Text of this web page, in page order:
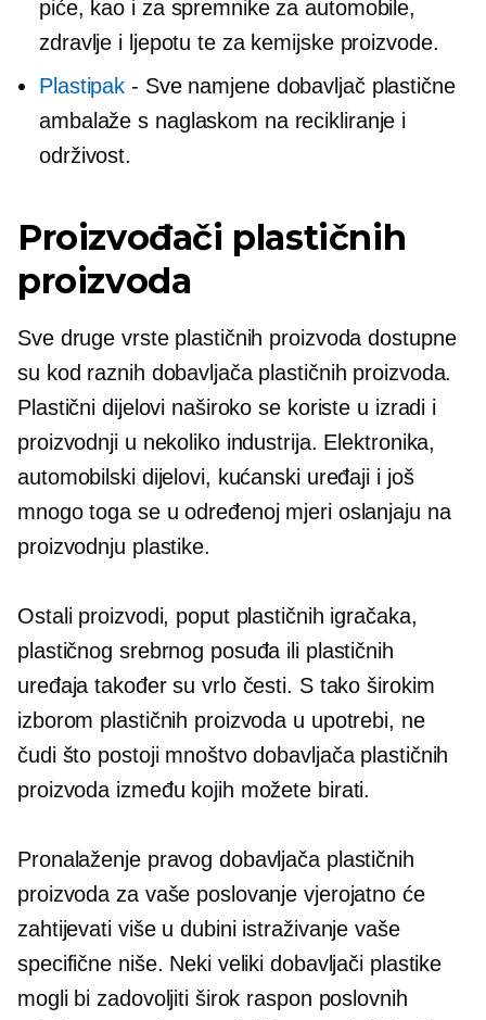
piće, kao i za spremnike za automobile,
zdravlje i ljepotu te za kemijske proizvode.
Plastipak - Sve namjenedobavljač plastične
ambalaže s naglaskom na recikliranje i
održivost.
Proizvođači plastičnih
proizvoda
Sve druge vrste plastičnih proizvoda dostupne
su kod raznih dobavljača plastičnih proizvoda.
Plastični dijelovi naširoko se koriste u izradi i
proizvodnji u nekoliko industrija. Elektronika,
automobilski dijelovi, kućanski uređaji i još
mnogo toga se u određenoj mjeri oslanjaju na
proizvodnju plastike.
Ostali proizvodi, poput plastičnih igračaka,
plastičnog srebrnog posuđa ili plastičnih
uređaja također su vrlo česti. S tako širokim
izborom plastičnih proizvoda u upotrebi, ne
čudi što postoji mnoštvo dobavljača plastičnih
proizvoda između kojih možete birati.
Pronalaženje pravog dobavljača plastičnih
proizvoda za vaše poslovanje vjerojatno će
zahtijevati više u dubiniistraživanje vaše
specifične niše. Neki veliki dobavljači plastike
mogli bi zadovoljiti širok raspon poslovnih